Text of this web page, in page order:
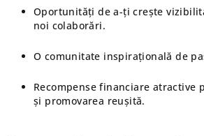
Oportunități de a-ți crește
noi colaborări.
O comunitate inspirațională de
Recompense financiare atractive
și promovarea reușită.